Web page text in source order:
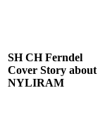
SH CH Ferndel
Cover Story about
NYLIRAM